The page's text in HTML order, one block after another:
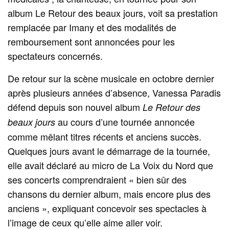
album Le Retour des beaux jours, voit sa prestation
remplacée par Imany et des modalités de
remboursement sont annoncées pour les
spectateurs concernés.
De retour sur la scène musicale en octobre dernier
après plusieurs années d’absence, Vanessa Paradis
défend depuis son nouvel albumLe Retour des
beaux jours au cours d’une tournée annoncée
comme mêlant titres récents et anciens succès.
Quelques jours avant le démarrage de la tournée,
elle avait déclaré au micro de La Voix du Nord que
ses concerts comprendraient « bien sûr des
chansons du dernier album, mais encore plus des
anciens », expliquant concevoir ses spectacles à
l’image de ceux qu’elle aime aller voir.